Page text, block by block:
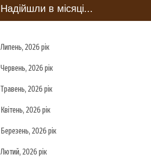
Надійшли в місяці...
Липень, 2026 рік
Червень, 2026 рік
Травень, 2026 рік
Квітень, 2026 рік
Березень, 2026 рік
Лютий, 2026 рік